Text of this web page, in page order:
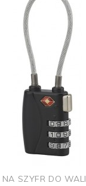
NA SZYFR DO